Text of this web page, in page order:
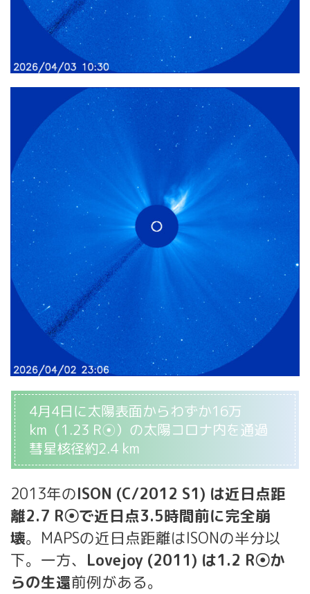
4月4日に太陽表面からわずか16万
km（1.23 R☉）の太陽コロナ内を通過
彗星核径約2.4 km
2013年のISON (C/2012 S1) は近日点距
離2.7 R☉で近日点3.5時間前に完全崩
壊。MAPSの近日点距離はISONの半分以
下。一方、 Lovejoy (2011) は1.2 R☉か
らの生還前例がある。